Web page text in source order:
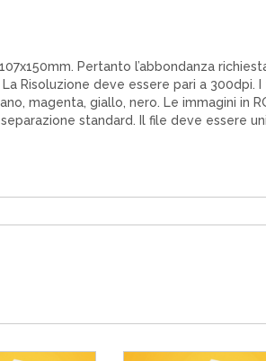
Pertanto l’abbondanza
Risoluzione deve essere pari a 300dpi.
magenta, giallo, nero. Le immagini in
standard. Il file deve essere